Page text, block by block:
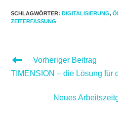
SCHLAGWÖRTER:DIGITALISIERUNG,
ZEITERFASSUNG
WEITERE
ARTIKEL
ANSEHEN
Vorheriger Beitrag
TIMENSION – die Lösung für
Neues